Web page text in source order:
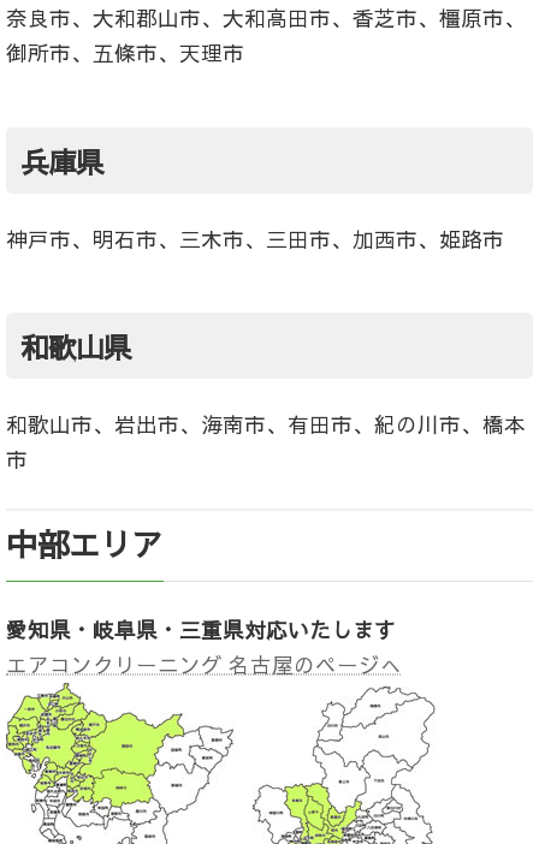
奈良市、大和郡山市、大和高田市、香芝市、橿原市、
御所市、五條市、天理市
兵庫県
神戸市、明石市、三木市、三田市、加西市、姫路市
和歌山県
和歌山市、岩出市、海南市、有田市、紀の川市、橋本
市
中部エリア
愛知県・岐阜県・三重県対応いたします
エアコンクリーニング 名古屋のページへ